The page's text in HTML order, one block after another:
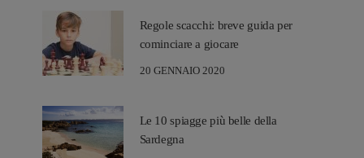
Regole scacchi: breve guida per
cominciare a giocare
20 GENNAIO 2020
Le 10 spiagge più belle della
Sardegna